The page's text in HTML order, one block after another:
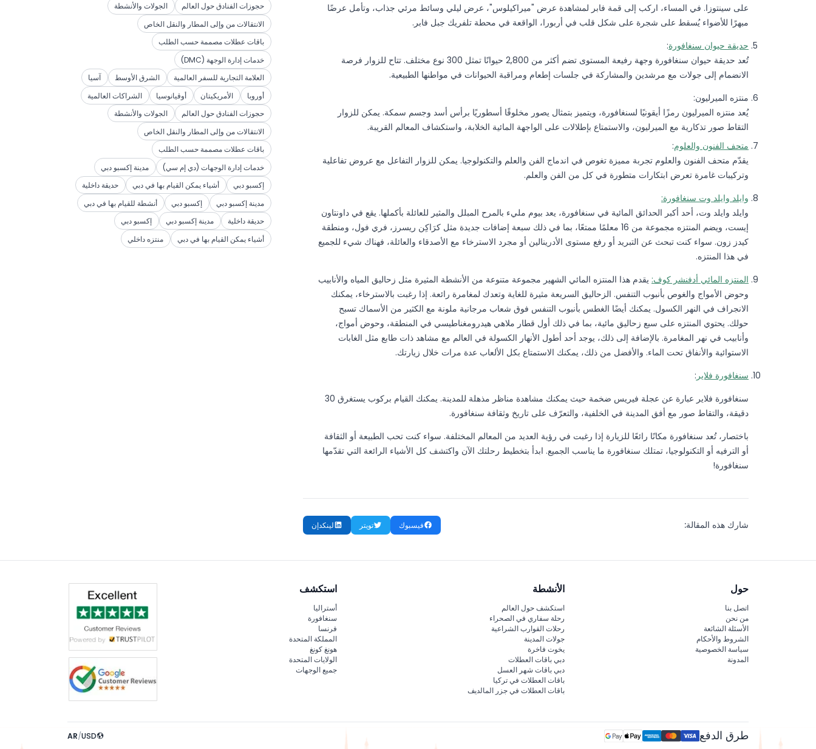
على سينتوزا. في المساء، اركب إلى قمة فابر لمشاهدة عرض "ميراكيلوس"، عرض ليلي وسائط مرئي جذاب، وتأمل عرضًا
مبهرًا للأضواء يُسقط على شجرة على شكل قلب في أربورا، الواقعة في محطة تلفريك جبل فابر.
حديقة حيوان سنغافورة:
تُعد حديقة حيوان سنغافورة وجهة رفيعة المستوى تضم أكثر من 2,800 حيوانًا تمثل 300 نوع مختلف. تتاح للزوار فرصة
الانضمام إلى جولات مع مرشدين والمشاركة في جلسات إطعام ومراقبة الحيوانات في مواطنها الطبيعية.
منتزه الميرليون:
يُعد منتزه الميرليون رمزًا أيقونيًا لسنغافورة، ويتميز بتمثال يصور مخلوقًا أسطوريًا برأس أسد وجسم سمكة. يمكن للزوار
التقاط صور تذكارية مع الميرليون، والاستمتاع بإطلالات على الواجهة المائية الخلابة، واستكشاف المعالم القريبة.
متحف الفنون والعلوم:
يقدّم متحف الفنون والعلوم تجربة مميزة تغوص في اندماج الفن والعلم والتكنولوجيا. يمكن للزوار التفاعل مع عروض تفاعلية
وتركيبات غامرة تعرض ابتكارات متطورة في كل من الفن والعلم.
وايلد وايلد وت سنغافورة:
وايلد وايلد وت، أحد أكبر الحدائق المائية في سنغافورة، يعد بيوم مليء بالمرح المبلل والمثير للعائلة بأكملها. يقع في داونتاون
إيست، ويضم المنتزه مجموعة من 16 معلمًا ممتعًا، بما في ذلك سبعة إضافات جديدة مثل كرَاكِن ريسرز، فري فول، ومنطقة
كيدز زون. سواء كنت تبحث عن التبريد أو رفع مستوى الأدرينالين أو مجرد الاسترخاء مع الأصدقاء والعائلة، فهناك شيء للجميع
في هذا المنتزه.
المنتزه المائي أدفنشر كوف: يقدم هذا المنتزه المائي الشهير مجموعة متنوعة من الأنشطة المثيرة مثل زحاليق المياه والأنابيب
وحوض الأمواج والغوص بأنبوب التنفس. الزحاليق السريعة مثيرة للغاية وتعدك لمغامرة رائعة. إذا رغبت بالاسترخاء، يمكنك
الانجراف في النهر الكسول. يمكنك أيضًا الغطس بأنبوب التنفس فوق شعاب مرجانية ملونة مع الكثير من الأسماك تسبح
حولك. يحتوي المنتزه على سبع زحاليق مائية، بما في ذلك أول قطار ملاهي هيدرومغناطيسي في المنطقة، وحوض أمواج،
وأنابيب في نهر المغامرة. بالإضافة إلى ذلك، يوجد أحد أطول الأنهار الكسولة في العالم مع مشاهد ذات طابع مثل الغابات
الاستوائية والأنفاق تحت الماء. والأفضل من ذلك، يمكنك الاستمتاع بكل الألعاب عدة مرات خلال زيارتك.
سنغافورة فلاير :
سنغافورة فلاير عبارة عن عجلة فيريس ضخمة حيث يمكنك مشاهدة مناظر مذهلة للمدينة. يمكنك القيام بركوب يستغرق 30
دقيقة، والتقاط صور مع أفق المدينة في الخلفية، والتعرّف على تاريخ وثقافة سنغافورة.
باختصار، تُعد سنغافورة مكانًا رائعًا للزيارة إذا رغبت في رؤية العديد من المعالم المختلفة. سواء كنت تحب الطبيعة أو الثقافة
أو الترفيه أو التكنولوجيا، تمتلك سنغافورة ما يناسب الجميع. ابدأ بتخطيط رحلتك الآن واكتشف كل الأشياء الرائعة التي تقدّمها
سنغافورة!
شارك هذه المقالة: فيسبوك تويتر لينكدإن
حجوزات الفنادق حول العالم
الجولات والأنشطة
الانتقالات من وإلى المطار والنقل الخاص
باقات عطلات مصممة حسب الطلب
خدمات إدارة الوجهة (DMC)
العلامة التجارية للسفر العالمية
الشرق الأوسط
آسيا
أوروبا
الأمريكيتان أوقيانوسيا
الشراكات العالمية
حجوزات الفنادق حول العالم
الجولات والأنشطة
الانتقالات من وإلى المطار والنقل الخاص
باقات عطلات مصممة حسب الطلب
خدمات إدارة الوجهات (دي إم سي)
مدينة إكسبو دبي
إكسبو دبي
أشياء يمكن القيام بها في دبي
حديقة داخلية
مدينة إكسبو دبي
إكسبو دبي
أنشطة للقيام بها في دبي
حديقة داخلية
مدينة إكسبو دبي
إكسبو دبي
أشياء يمكن القيام بها في دبي
منتزه داخلي
حول
اتصل بنا
من نحن
الأسئلة الشائعة
الشروط والأحكام
سياسة الخصوصية
المدونة
الأنشطة
استكشف حول العالم
رحلة سفاري في الصحراء
رحلات القوارب الشراعية
جولات المدينة
يخوت فاخرة
دبي باقات العطلات
دبي باقات شهر العسل
باقات العطلات في تركيا
باقات العطلات في جزر المالديف
استكشف
أستراليا
سنغافورة
فرنسا
المملكة المتحدة
هونغ كونغ
الولايات المتحدة
جميع الوجهات
طرق الدفع AR/USD